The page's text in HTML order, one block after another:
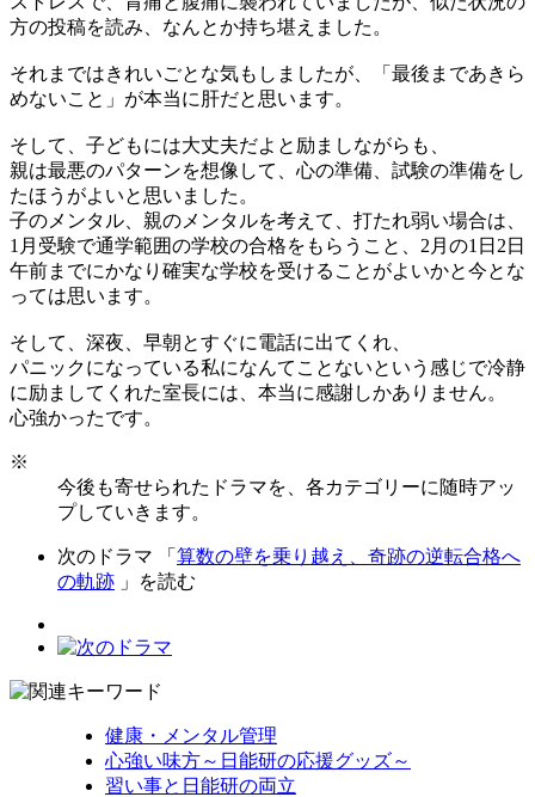
方の投稿を読み、なんとか持ち堪えました。
それまではきれいごとな気もしましたが、「最後まであきら
めないこと」が本当に肝だと思います。
そして、子どもには大丈夫だよと励ましながらも、
親は最悪のパターンを想像して、心の準備、試験の準備をし
たほうがよいと思いました。
子のメンタル、親のメンタルを考えて、打たれ弱い場合は、
1月受験で通学範囲の学校の合格をもらうこと、2月の1日2日
午前までにかなり確実な学校を受けることがよいかと今とな
っては思います。
そして、深夜、早朝とすぐに電話に出てくれ、
パニックになっている私になんてことないという感じで冷静
に励ましてくれた室長には、本当に感謝しかありません。
心強かったです。
※
今後も寄せられたドラマを、各カテゴリーに随時アッ
プしていきます。
次のドラマ 「 算数の壁を乗り越え、奇跡の逆転合格へ
の軌跡 」を読む
健康・メンタル管理
心強い味方～日能研の応援グッズ～
習い事と日能研の両立